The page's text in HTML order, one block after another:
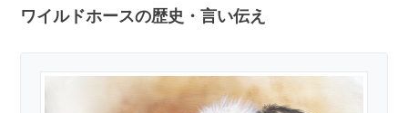
ワイルドホースの歴史・言い伝え